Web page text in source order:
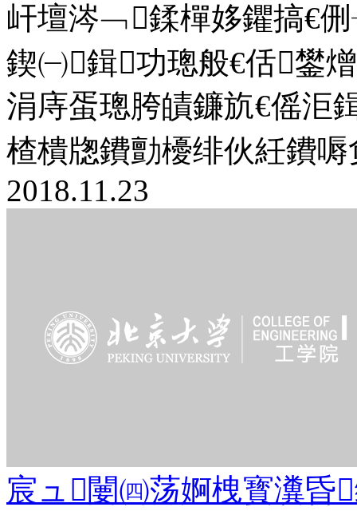
屽壇涔﹁鍒樿姼鑺搞€
鍥㈠鍓功璁般€佸鐢
涓庤蛋璁胯皟鐮斻€傜洰
楂樻牎鐨勯櫌绯伙紝鐨
2018.11.23
宸ュ闄㈣荡婀栧寳瀵昏